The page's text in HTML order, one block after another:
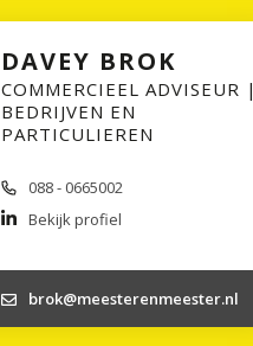
DAVEY BROK
COMMERCIEEL ADVISEUR |
BEDRIJVEN EN
PARTICULIEREN
088 - 0665002
Bekijk profiel
brok@meesterenmeester.nl